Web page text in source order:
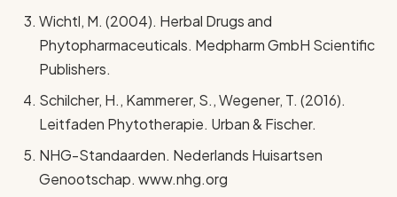
Wichtl, M. (2004). Herbal Drugs and
Phytopharmaceuticals. Medpharm GmbH Scientific
Publishers.
Schilcher, H., Kammerer, S., Wegener, T. (2016).
Leitfaden Phytotherapie. Urban & Fischer.
NHG-Standaarden. Nederlands Huisartsen
Genootschap. www.nhg.org